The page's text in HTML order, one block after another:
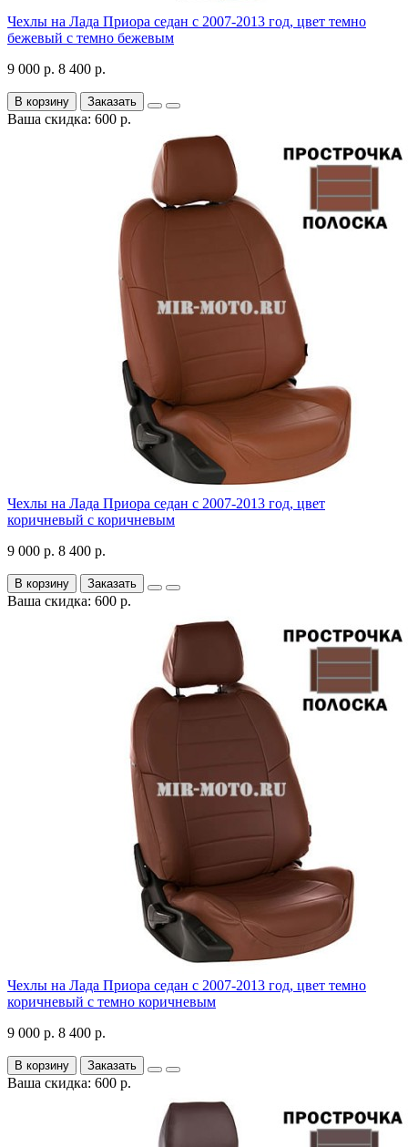
Чехлы на Лада Приора седан с 2007-2013 год, цвет темно
бежевый с темно бежевым
9 000 р. 8 400 р.
В корзину Заказать
Ваша скидка: 600 р.
Чехлы на Лада Приора седан с 2007-2013 год, цвет
коричневый с коричневым
9 000 р. 8 400 р.
В корзину Заказать
Ваша скидка: 600 р.
Чехлы на Лада Приора седан с 2007-2013 год, цвет темно
коричневый с темно коричневым
9 000 р. 8 400 р.
В корзину Заказать
Ваша скидка: 600 р.